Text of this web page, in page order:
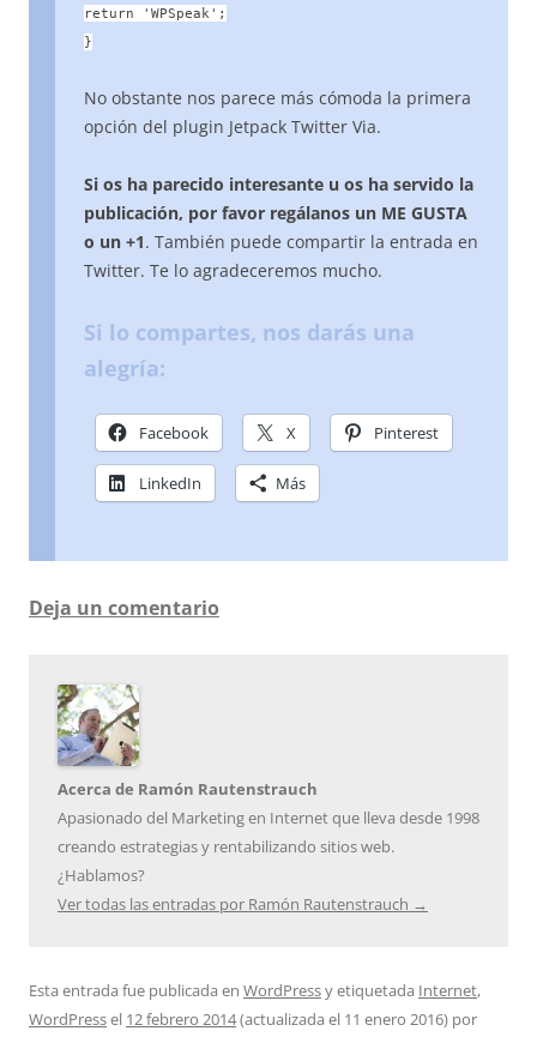
return 'WPSpeak';
}
No obstante nos parece más cómoda la primera
opción del plugin Jetpack Twitter Via.
Si os ha parecido interesante u os ha servido la
publicación, por favor regálanos un ME GUSTA
o un +1. También puede compartir la entrada en
Twitter. Te lo agradeceremos mucho.
Si lo compartes, nos darás una
alegría:
Facebook X Pinterest
LinkedIn Más
Deja un comentario
Acerca de Ramón Rautenstrauch
Apasionado del Marketing en Internet que lleva desde 1998
creando estrategias y rentabilizando sitios web.
¿Hablamos?
Ver todas las entradas por Ramón Rautenstrauch →
Esta entrada fue publicada en WordPressy etiquetada Internet,
WordPressel 12 febrero 2014(actualizada el 11 enero 2016) por